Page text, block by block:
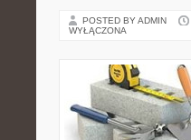
POSTED BY ADMIN
WYŁĄCZONA